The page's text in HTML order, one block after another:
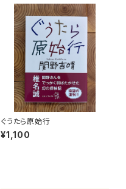
ぐうたら原始行
¥1,100